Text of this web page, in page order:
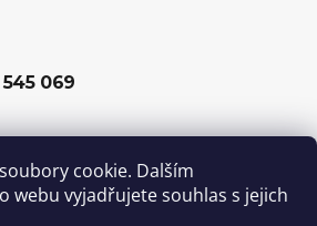
cookie. Dalším
webu vyjadřujete souhlas s jejich
069